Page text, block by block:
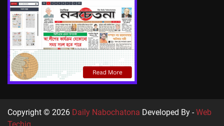
Copyright © 2026 Daily Nabochatona Developed By -Web